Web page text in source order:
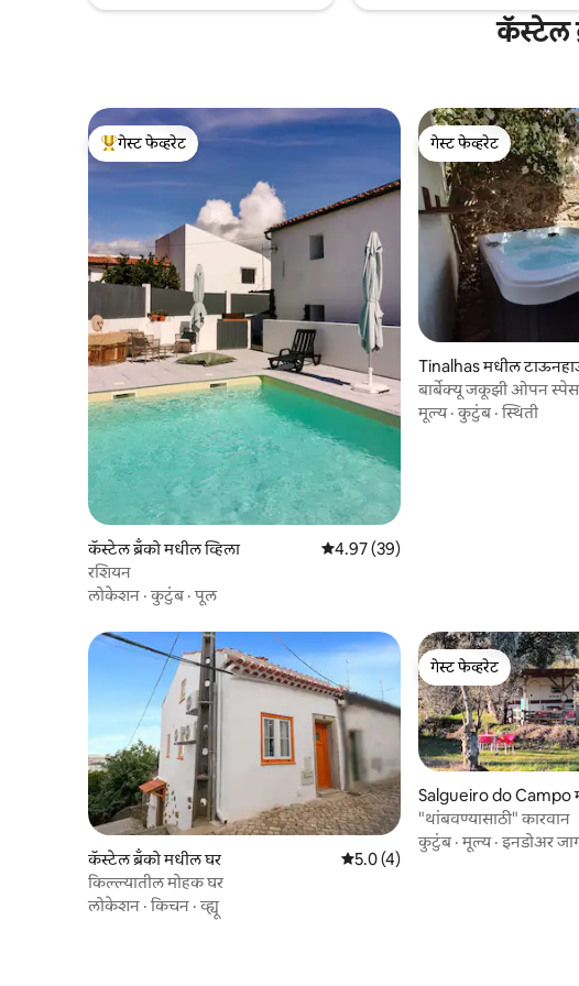
कॅस्टेल
टॉप गेस्ट फेव्हरेट
गेस्ट फेव्हरेट
कॅस्टेल ब्रॅंको मधील व्हिला 5 पैकी 4.97 सरासरी रेटिंग, 39 रिव्ह्यूज
4.97 (39)
रशियन
लोकेशन ·कुटुंब·पूल
गेस्ट फेव्हरेट
गेस्ट फेव्हरेट
Tinalhas मधील
बार्बेक्यू जकूझी ओपन
मूल्य·कुटुंब·स्थिती
कॅस्टेल ब्रॅंको मधील घर 5 पैकी 5.0 सरासरी रेटिंग, 4 रिव्ह्यूज
5.0 (4)
किल्ल्यातील मोहक घर
लोकेशन ·किचन ·व्ह्यू
गेस्ट फेव्हरेट
गेस्ट फेव्हरेट
Salgueiro do Campo
कॅम्पर/RV
"थांबवण्यासाठी" कारवान
कुटुंब·मूल्य·इनडोअर